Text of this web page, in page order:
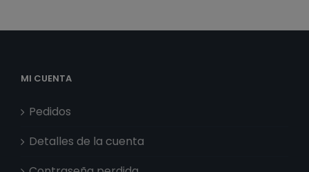
MI CUENTA
Pedidos
Detalles de la cuenta